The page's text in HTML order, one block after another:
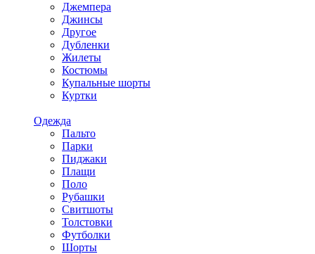
Джемпера
Джинсы
Другое
Дубленки
Жилеты
Костюмы
Купальные шорты
Куртки
Одежда
Пальто
Парки
Пиджаки
Плащи
Поло
Рубашки
Свитшоты
Толстовки
Футболки
Шорты